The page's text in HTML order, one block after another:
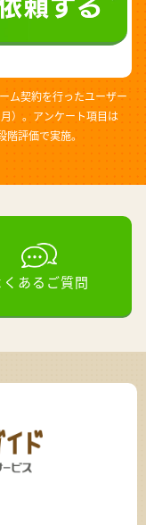
ム契約を行ったユーザー
）。アンケート項目は
評価で実施。
くあるご質問